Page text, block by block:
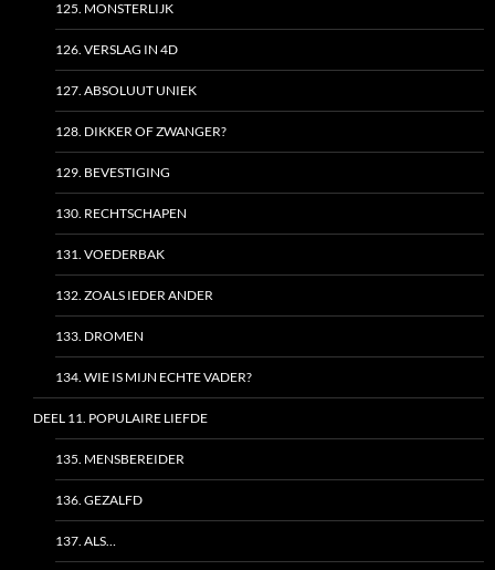
125. MONSTERLIJK
126. VERSLAG IN 4D
127. ABSOLUUT UNIEK
128. DIKKER OF ZWANGER?
129. BEVESTIGING
130. RECHTSCHAPEN
131. VOEDERBAK
132. ZOALS IEDER ANDER
133. DROMEN
134. WIE IS MIJN ECHTE VADER?
DEEL 11. POPULAIRE LIEFDE
135. MENSBEREIDER
136. GEZALFD
137. ALS…